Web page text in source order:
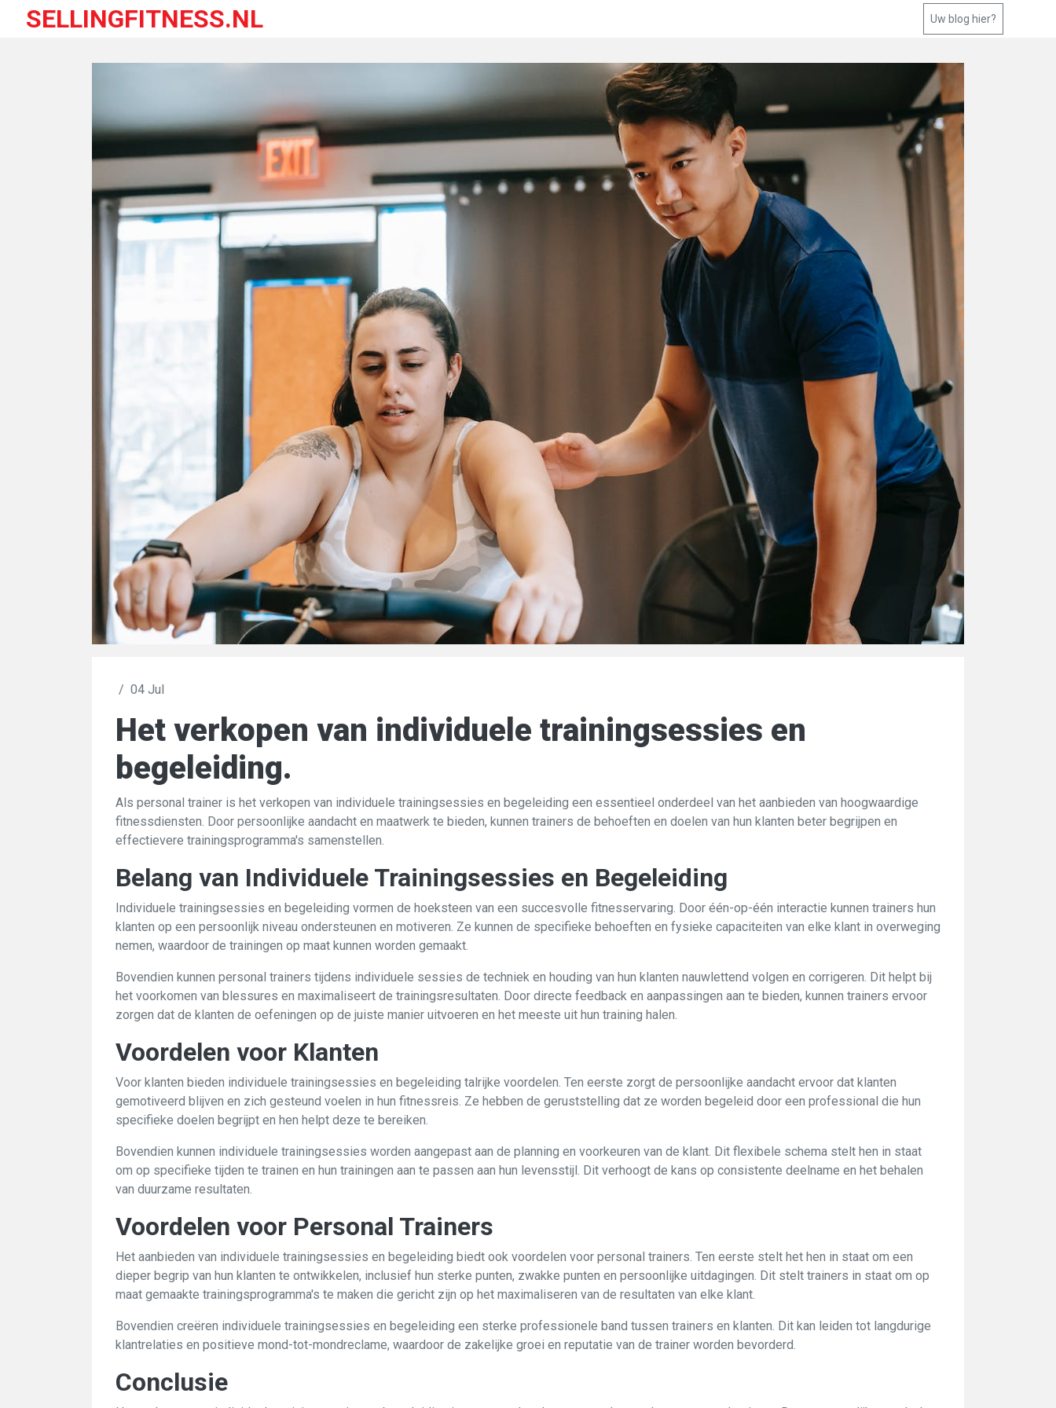
SELLINGFITNESS.NL Uw blog hier?
/ 04 Jul
Het verkopen van individuele trainingsessies en
begeleiding.
Als personal trainer is het verkopen van individuele trainingsessies en begeleiding een essentieel onderdeel van het aanbieden van hoogwaardige
fitnessdiensten. Door persoonlijke aandacht en maatwerk te bieden, kunnen trainers de behoeften en doelen van hun klanten beter begrijpen en
effectievere trainingsprogramma's samenstellen.
Belang van Individuele Trainingsessies en Begeleiding
Individuele trainingsessies en begeleiding vormen de hoeksteen van een succesvolle fitnesservaring. Door één-op-één interactie kunnen trainers hun
klanten op een persoonlijk niveau ondersteunen en motiveren. Ze kunnen de specifieke behoeften en fysieke capaciteiten van elke klant in overweging
nemen, waardoor de trainingen op maat kunnen worden gemaakt.
Bovendien kunnen personal trainers tijdens individuele sessies de techniek en houding van hun klanten nauwlettend volgen en corrigeren. Dit helpt bij
het voorkomen van blessures en maximaliseert de trainingsresultaten. Door directe feedback en aanpassingen aan te bieden, kunnen trainers ervoor
zorgen dat de klanten de oefeningen op de juiste manier uitvoeren en het meeste uit hun training halen.
Voordelen voor Klanten
Voor klanten bieden individuele trainingsessies en begeleiding talrijke voordelen. Ten eerste zorgt de persoonlijke aandacht ervoor dat klanten
gemotiveerd blijven en zich gesteund voelen in hun fitnessreis. Ze hebben de geruststelling dat ze worden begeleid door een professional die hun
specifieke doelen begrijpt en hen helpt deze te bereiken.
Bovendien kunnen individuele trainingsessies worden aangepast aan de planning en voorkeuren van de klant. Dit flexibele schema stelt hen in staat
om op specifieke tijden te trainen en hun trainingen aan te passen aan hun levensstijl. Dit verhoogt de kans op consistente deelname en het behalen
van duurzame resultaten.
Voordelen voor Personal Trainers
Het aanbieden van individuele trainingsessies en begeleiding biedt ook voordelen voor personal trainers. Ten eerste stelt het hen in staat om een
dieper begrip van hun klanten te ontwikkelen, inclusief hun sterke punten, zwakke punten en persoonlijke uitdagingen. Dit stelt trainers in staat om op
maat gemaakte trainingsprogramma's te maken die gericht zijn op het maximaliseren van de resultaten van elke klant.
Bovendien creëren individuele trainingsessies en begeleiding een sterke professionele band tussen trainers en klanten. Dit kan leiden tot langdurige
klantrelaties en positieve mond-tot-mondreclame, waardoor de zakelijke groei en reputatie van de trainer worden bevorderd.
Conclusie